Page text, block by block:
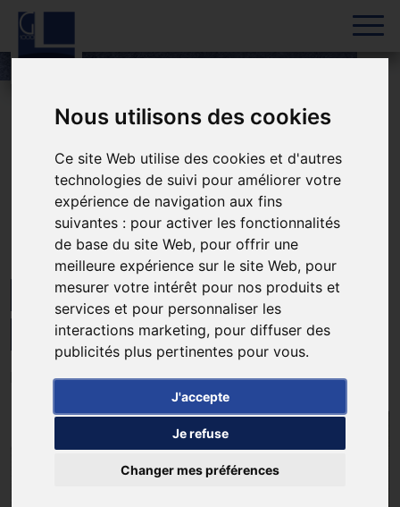
Nous utilisons des cookies
Ce site Web utilise des cookies et d'autres
technologies de suivi pour améliorer votre
expérience de navigation aux fins
suivantes : pour activer les fonctionnalités
de base du site Web, pour offrir une
meilleure expérience sur le site Web, pour
mesurer votre intérêt pour nos produits et
services et pour personnaliser les
interactions marketing, pour diffuser des
publicités plus pertinentes pour vous.
J'accepte
Je refuse
Changer mes préférences
Skip to content
Accueil» HAYANGE – Réhabilitation d’une maison
HAYANGE – Réhabilitation
d’une maison
MOSELLE LOGEMENTS FINALISÉ
RÉHABILITATION ÉNERGÉTIQUE
Rénovation énergétique globale du bâtiment